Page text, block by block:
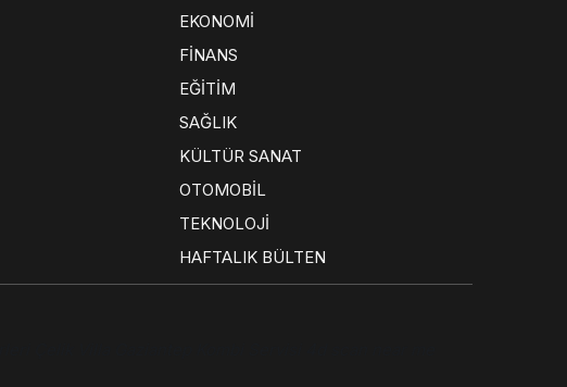
EKONOMİ
FİNANS
EĞİTİM
SAĞLIK
KÜLTÜR SANAT
OTOMOBİL
TEKNOLOJİ
HAFTALIK BÜLTEN